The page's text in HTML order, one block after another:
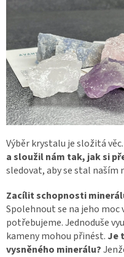
Výběr krystalu je složitá věc.
a sloužil nám tak, jak si
sledovat, aby se stal
Zacílit schopnosti
Spolehnout se na jeho moc
potřebujeme. Jednoduše
kameny mohou přinést. Je
vysněného minerálu?